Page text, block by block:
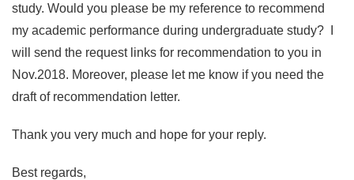
study. Would you please be my reference to recommend
my academic performance during undergraduate study? I
will send the request links for recommendation to you in
Nov.2018. Moreover, please let me know if you need the
draft of recommendation letter.
Thank you very much and hope for your reply.
Best regards,